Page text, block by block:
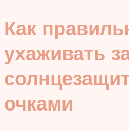
Как
ухаживать
очками